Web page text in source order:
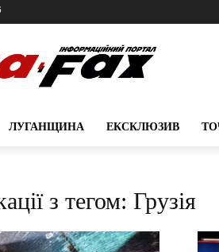
ЛУГАНЩИНА ЕКСКЛЮЗИВ
з тегом: Грузія